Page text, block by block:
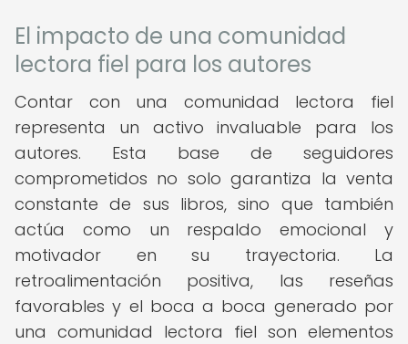
El impacto de una comunidad
lectora fiel para los autores
Contar con una comunidad lectora fiel
representa un activo invaluable para los
autores. Esta base de seguidores
comprometidos no solo garantiza la venta
constante de sus libros, sino que también
actúa como un respaldo emocional y
motivador en su trayectoria. La
retroalimentación positiva, las reseñas
favorables y el boca a boca generado por
una comunidad lectora fiel son elementos